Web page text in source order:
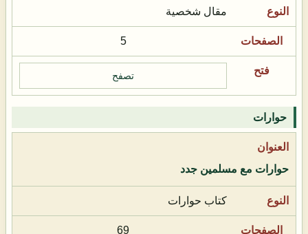
مقال شخصية
5
تصفح
حوارات
حوارات مع مسلمين جدد
كتاب حوارات
69